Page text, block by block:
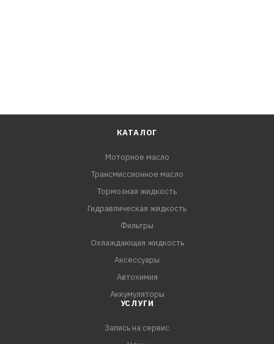
КАТАЛОГ
Моторное масло
Трансмиссионное масло
Тормозная жидкость
Гидравлическая жидкость
Фильтры
Охлаждающая жидкость
Аксессуары
Автохимия
Аккумуляторы
УСЛУГИ
Запись на сервис